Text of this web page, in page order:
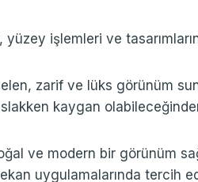
yüzey işlemleri ve
zarif ve lüks görünüm
kaygan
ve modern bir görünüm
uygulamalarında tercih